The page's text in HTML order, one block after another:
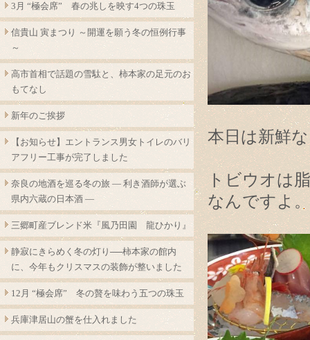
本日は新鮮
トビウオは
なんですよ。
3月 “極会席” 春の兆しを映す4つの珠玉
信貴山 寅まつり ～開運を願う冬の恒例行事
～
高市首相で話題の雪駄と、柿本家の足元のお
もてなし
新年のご挨拶
【お知らせ】エントランス男女トイレのバリ
アフリー工事が完了しました
奈良の地酒を巡る冬の旅 ― 利き酒師が選ぶ
県内六蔵の日本酒 ―
三郷町産ブレンド米『風乃田園 龍ひかり』
静寂にきらめく冬の灯り──柿本家の館内
に、今年もクリスマスの装飾が整いました
12月 “極会席” 冬の贅を味わう五つの珠玉
兵庫津居山の蟹を仕入れました